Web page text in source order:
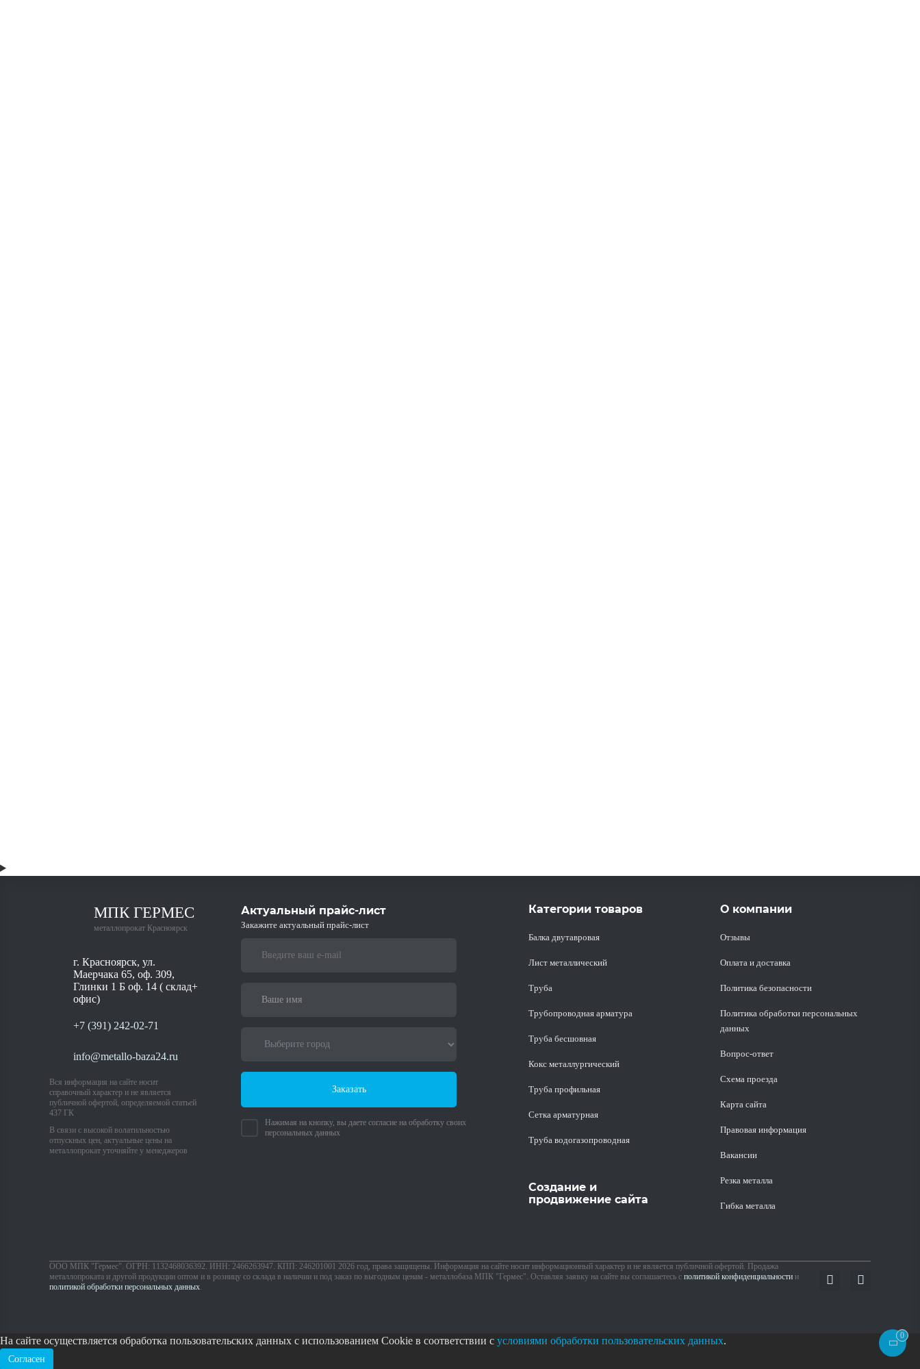
МПК ГЕРМЕС
металлопрокат Красноярск
г. Красноярск, ул.
Маерчака 65, оф. 309,
Глинки 1 Б оф. 14 ( склад+
офис)
+7 (391) 242-02-71
info@metallo-baza24.ru
Вся информация на сайте носит
справочный характер и не является
публичной офертой, определяемой статьей
437 ГК
В связи с высокой волатильностью
отпускных цен, актуальные цены на
металлопрокат уточняйте у менеджеров
Актуальный прайс-лист
Закажите актуальный прайс-лист
Заказать
Нажимая на кнопку, вы даете согласие на обработку своих
персональных данных
Категории товаров
Балка двутавровая
Лист металлический
Труба
Трубопроводная арматура
Труба бесшовная
Кокс металлургический
Труба профильная
Cетка арматурная
Труба водогазопроводная
Создание и
продвижение сайта
О компании
Отзывы
Оплата и доставка
Политика безопасности
Политика обработки персональных
данных
Вопрос-ответ
Схема проезда
Карта сайта
Правовая информация
Вакансии
Резка металла
Гибка металла
ООО МПК "Гермес". ОГРН: 1132468036392. ИНН: 2466263947. КПП: 246201001 2026 год, права защищены. Информация на сайте носит информационный характер и не является публичной офертой. Продажа
металлопроката и другой продукции оптом и в розницу со склада в наличии и под заказ по выгодным ценам - металлобаза МПК "Гермес". Оставляя заявку на сайте вы соглашаетесь с политикой конфиденциальности и
политикой обработки персональных данных.
0
На сайте осуществляется обработка пользовательских данных с использованием Cookie в соответствии с условиями обработки пользовательских данных.
Согласен